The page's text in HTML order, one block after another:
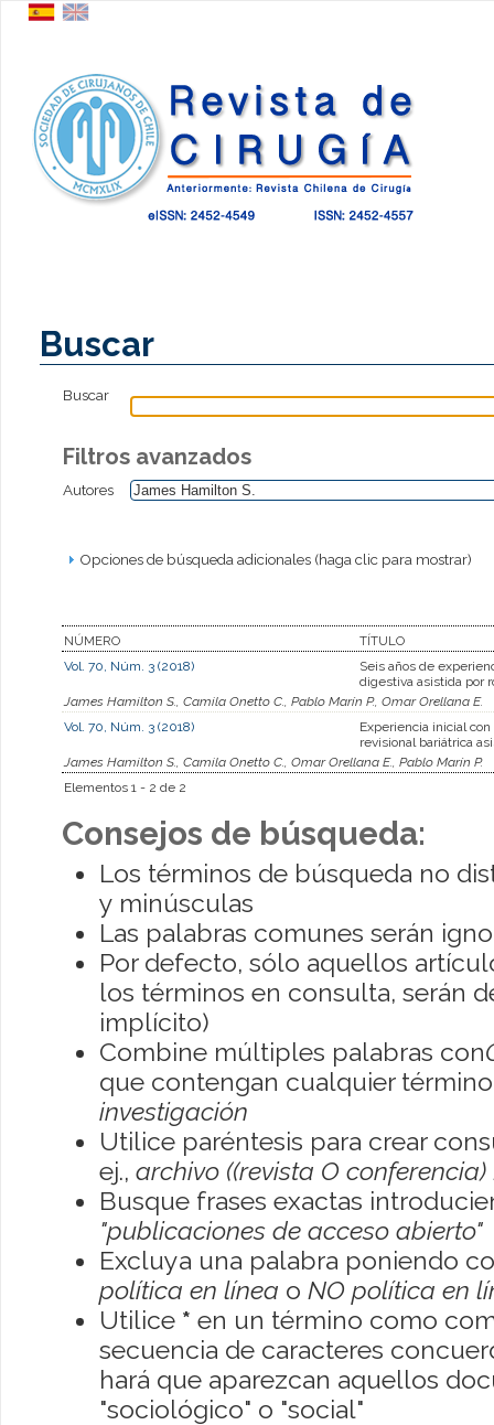
Buscar
Buscar
Filtros avanzados
Autores
Opciones de búsqueda adicionales (haga clic para mostrar)
NÚMERO
TÍTULO
Vol. 70, Núm. 3 (2018)
Seis años de
digestiva asistida por
James Hamilton S., Camila Onetto C., Pablo Marín P., Omar Orellana E.
Vol. 70, Núm. 3 (2018)
Experiencia inicial
revisional bariátrica
James Hamilton S., Camila Onetto C., Omar Orellana E., Pablo Marín P.
Elementos 1 - 2 de 2
Consejos de búsqueda:
Los términos de búsqueda no
y minúsculas
Las palabras comunes serán
Por defecto, sólo aquellos
los términos en consulta, serán
implícito)
Combine múltiples palabras con
que contengan cualquier
investigación
Utilice paréntesis para crear
ej., archivo ((revista O conferencia)
Busque frases exactas
"publicaciones de acceso abierto"
Excluya una palabra poniendo
política en línea o NO política en
Utilice * en un término como
secuencia de caracteres
hará que aparezcan aquellos
"sociológico" o "social"